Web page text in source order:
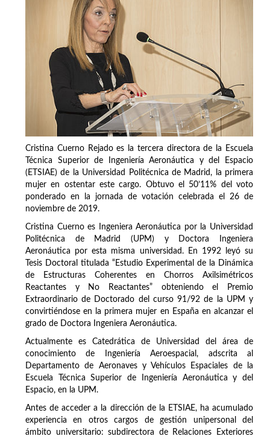
Cristina Cuerno Rejado es la tercera directora de la Escuela
Técnica Superior de Ingeniería Aeronáutica y del Espacio
(ETSIAE) de la Universidad Politécnica de Madrid, la primera
mujer en ostentar este cargo. Obtuvo el 50’11% del voto
ponderado en la jornada de votación celebrada el 26 de
noviembre de 2019.
Cristina Cuerno es Ingeniera Aeronáutica por la Universidad
Politécnica de Madrid (UPM) y Doctora Ingeniera
Aeronáutica por esta misma universidad. En 1992 leyó su
Tesis Doctoral titulada “Estudio Experimental de la Dinámica
de Estructuras Coherentes en Chorros Axilsimétricos
Reactantes y No Reactantes” obteniendo el Premio
Extraordinario de Doctorado del curso 91/92 de la UPM y
convirtiéndose en la primera mujer en España en alcanzar el
grado de Doctora Ingeniera Aeronáutica.
Actualmente es Catedrática de Universidad del área de
conocimiento de Ingeniería Aeroespacial, adscrita al
Departamento de Aeronaves y Vehículos Espaciales de la
Escuela Técnica Superior de Ingeniería Aeronáutica y del
Espacio, en la UPM.
Antes de acceder a la dirección de la ETSIAE, ha acumulado
experiencia en otros cargos de gestión unipersonal del
ámbito universitario: subdirectora de Relaciones Exteriores